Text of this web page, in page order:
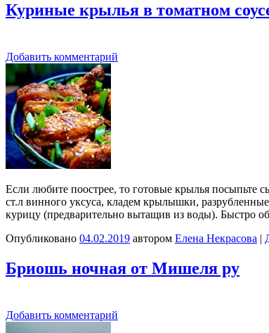
Куриные крылья в томатном
Добавить комментарий
Если любите поострее, то готовые крылья посыпьте
ст.л винного уксуса, кладем крылышки,
курицу (предварительно вытащив из воды). Быстро
Опубликовано 04.02.2019 автором Елена Некрасова |
Бриошь ночная от Мишеля ру
Добавить комментарий